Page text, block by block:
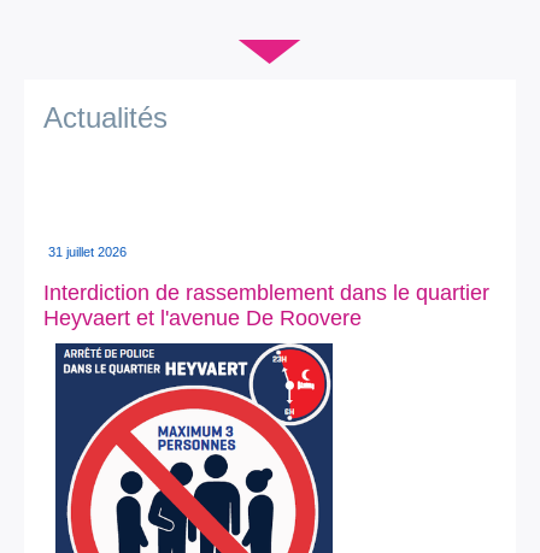
Actualités
▼
Actualités
31 juillet 2026
Interdiction de rassemblement dans le quartier
Heyvaert et l'avenue De Roovere